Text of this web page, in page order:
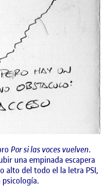
Por si las voces vuelven.
una empinada escapera
alto del todo el la letra PSI,